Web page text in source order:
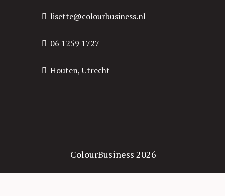
lisette@colourbusiness.nl
06 1259 1727
Houten, Utrecht
ColourBusiness 2026